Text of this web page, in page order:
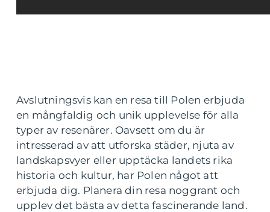
Avslutningsvis kan en resa till Polen erbjuda
en mångfaldig och unik upplevelse för alla
typer av resenärer. Oavsett om du är
intresserad av att utforska städer, njuta av
landskapsvyer eller upptäcka landets rika
historia och kultur, har Polen något att
erbjuda dig. Planera din resa noggrant och
upplev det bästa av detta fascinerande land.